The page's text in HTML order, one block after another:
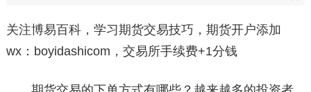
关注博易百科，学习期货交易技巧，期货开户添加
wx：boyidashicom，交易所手续费+1分钱